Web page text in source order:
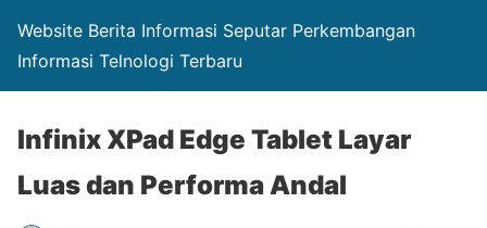
Website Berita Informasi Seputar Perkembangan
Informasi Telnologi Terbaru
Infinix XPad Edge Tablet Layar
Luas dan Performa Andal